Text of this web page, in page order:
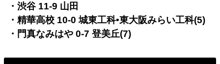
・渋谷 11-9 山田
・精華高校 10-0 城東工科•東大阪みらい工科(5)
・門真なみはや 0-7 登美丘(7)